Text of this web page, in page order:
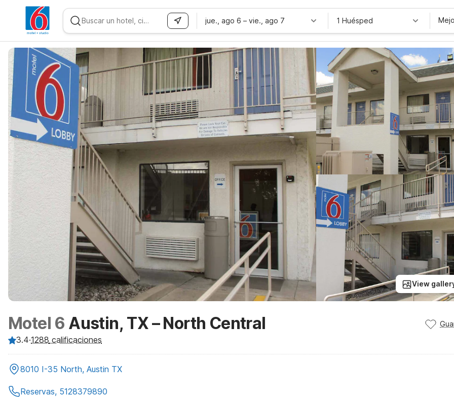
WIZARD MEMBER
jue., ago 6 – vie., ago 7 1 Huésped
View
Motel 6 Austin, TX – North Central
3.4·1288 calificaciones
8010 I-35 North, Austin TX
Reservas, 5128379890